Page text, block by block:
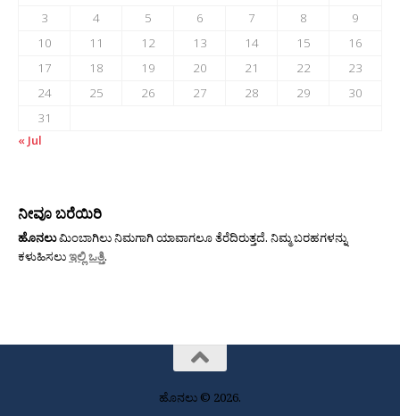
3
4 5 6 7 8
9
10
11 12 13 14 15
16
17
18 19 20 21 22
23
24
25 26 27 28 29
30
31
« Jul
ನೀವೂ ಬರೆಯಿರಿ
ಹೊನಲುಮಿಂಬಾಗಿಲು ನಿಮಗಾಗಿ ಯಾವಾಗಲೂ ತೆರೆದಿರುತ್ತದೆ. ನಿಮ್ಮ ಬರಹಗಳನ್ನು
ಕಳುಹಿಸಲುಇಲ್ಲಿ ಒತ್ತಿ.
ಹೊನಲು © 2026.